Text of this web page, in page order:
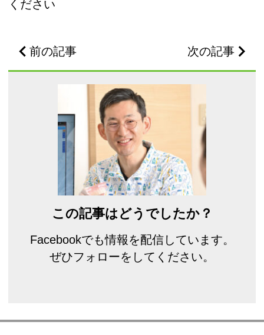
ください
前の記事 次の記事
この記事はどうでしたか？
Facebookでも情報を配信しています。
ぜひフォローをしてください。